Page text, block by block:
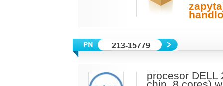
213-15779
procesor DELL